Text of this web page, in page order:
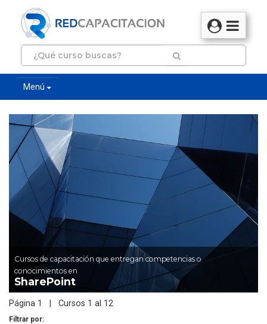
Menú
Cursos de capacitación que entregan competencias o
conocimientos en
SharePoint
Página 1 | Cursos 1 al 12
Filtrar por: